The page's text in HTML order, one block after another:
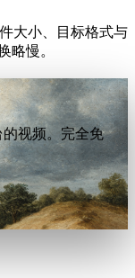
大小、目标格式与
略慢。
的视频。完全免